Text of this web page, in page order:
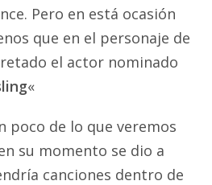
Pero en está ocasión
que en el personaje de
el actor nominado
«
poco de lo que veremos
su momento se dio a
canciones dentro de